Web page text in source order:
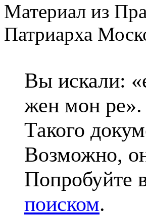
Материал из
Патриарха
Вы искали:
жен мон ре».
Такого
Возможно,
Попробуйте
поиском.